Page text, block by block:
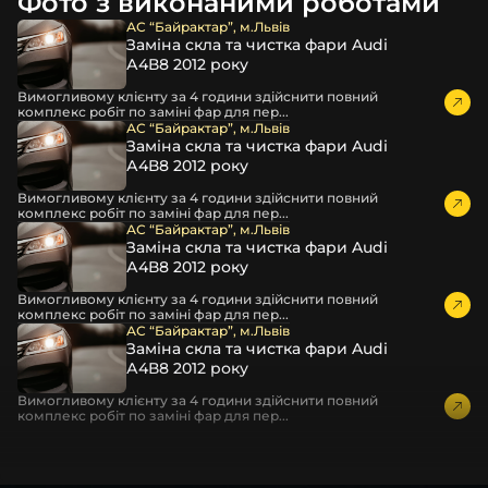
професійні інструменти для розбору фари
бутиловий герметик для збору фари
рідини для розбирання фари
і також для автомобілівOpel,KIA,Soueast,Maserati
та
інших, які будуть на 100 % сумісними із оригінальною
фарою вашої моделі авто.
Фотографії скла і корпусів, розміщені на сайті –
автентичні та унікальні. Зроблені за допомогою
професійного обладнання у нашому офісі та оптовому
складі в Києві. З метою захисту від недозволеного
копіювання – на всіх фотографіях розміщений водяний
знак із нашим логотипом – для швидкої ідентифікації.
Без письмового дозволу заборонено використовувати
будь-які фотографії з нашого веб-сайту.
Можна придбати окремо як одне скло чи корпус,
так і пару чи комплект. Кожну одиницю товару наші
співробітники на складі ретельно перевіряють та
дбайливо запаковують спочатку у декілька шарів
АС “Байрактар”, м.Львів
Заміна скла та чистка фари Audi
А4В8 2012 року
Вимогливому клієнту за 4 години здійснити повний
комплекс робіт по заміні фар для пер...
АС “Байрактар”, м.Львів
Заміна скла та чистка фари Audi
А4В8 2012 року
Вимогливому клієнту за 4 години здійснити повний
комплекс робіт по заміні фар для пер...
АС “Байрактар”, м.Львів
Заміна скла та чистка фари Audi
А4В8 2012 року
Вимогливому клієнту за 4 години здійснити повний
комплекс робіт по заміні фар для пер...
АС “Байрактар”, м.Львів
Заміна скла та чистка фари Audi
А4В8 2012 року
Вимогливому клієнту за 4 години здійснити повний
комплекс робіт по заміні фар для пер...